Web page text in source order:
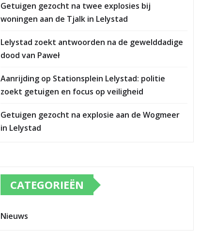
Getuigen gezocht na twee explosies bij
woningen aan de Tjalk in Lelystad
Lelystad zoekt antwoorden na de gewelddadige
dood van Paweł
Aanrijding op Stationsplein Lelystad: politie
zoekt getuigen en focus op veiligheid
Getuigen gezocht na explosie aan de Wogmeer
in Lelystad
CATEGORIEËN
Nieuws